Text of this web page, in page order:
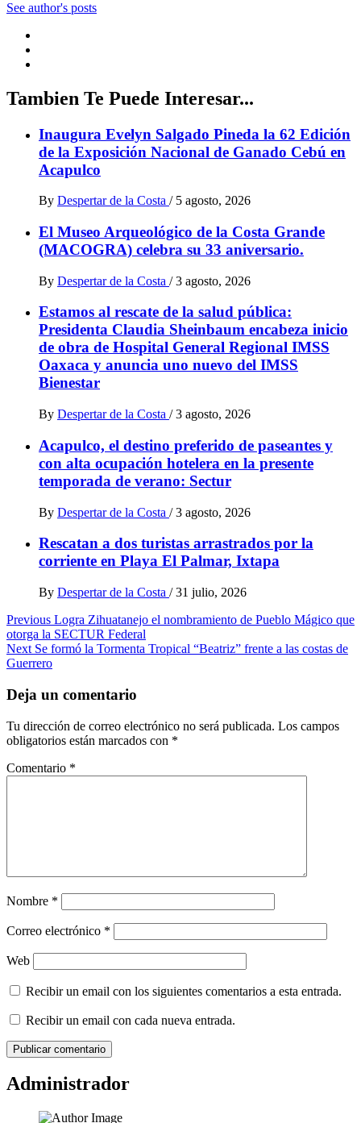
See author's posts
Tambien Te Puede Interesar...
Inaugura Evelyn Salgado Pineda la 62 Edición
de la Exposición Nacional de Ganado Cebú en
Acapulco
By Despertar de la Costa / 5 agosto, 2026
El Museo Arqueológico de la Costa Grande
(MACOGRA) celebra su 33 aniversario.
By Despertar de la Costa / 3 agosto, 2026
Estamos al rescate de la salud pública:
Presidenta Claudia Sheinbaum encabeza inicio
de obra de Hospital General Regional IMSS
Oaxaca y anuncia uno nuevo del IMSS
Bienestar
By Despertar de la Costa / 3 agosto, 2026
Acapulco, el destino preferido de paseantes y
con alta ocupación hotelera en la presente
temporada de verano: Sectur
By Despertar de la Costa / 3 agosto, 2026
Rescatan a dos turistas arrastrados por la
corriente en Playa El Palmar, Ixtapa
By Despertar de la Costa / 31 julio, 2026
Post
navigation
Previous Logra Zihuatanejo el nombramiento de Pueblo Mágico que
otorga la SECTUR Federal
Next Se formó la Tormenta Tropical “Beatriz” frente a las costas de
Guerrero
Deja un comentario
Tu dirección de correo electrónico no será publicada. Los campos
obligatorios están marcados con *
Comentario *
Nombre *
Correo electrónico *
Web
Recibir un email con los siguientes comentarios a esta entrada.
Recibir un email con cada nueva entrada.
Administrador